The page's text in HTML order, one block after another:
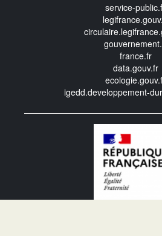
service-
france.fr
data.gouv.fr
igedd.developpement-